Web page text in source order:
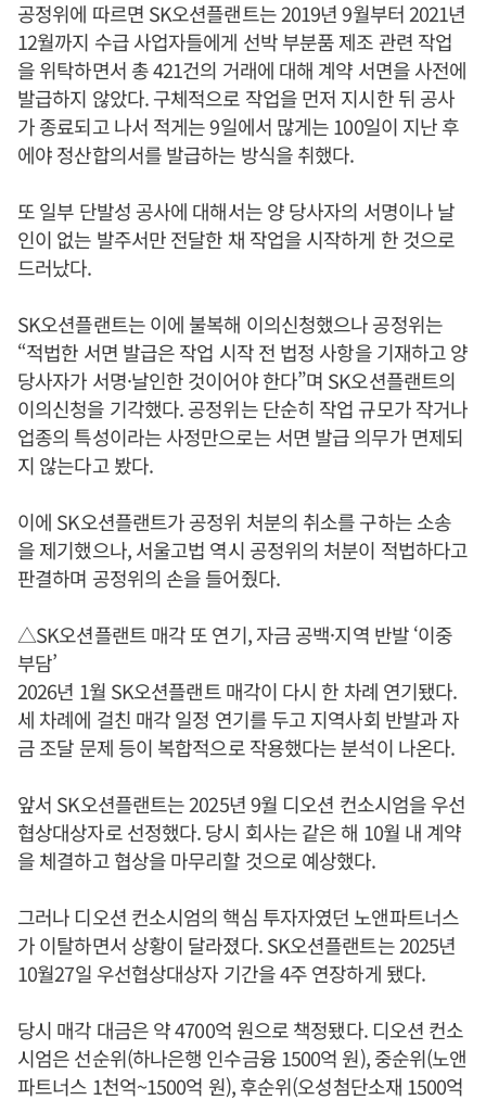
공정위에 따르면 SK오션플랜트는 2019년 9월부터 2021년
12월까지 수급 사업자들에게 선박 부분품 제조 관련 작업
을 위탁하면서 총 421건의 거래에 대해 계약 서면을 사전에
발급하지 않았다. 구체적으로 작업을 먼저 지시한 뒤 공사
가 종료되고 나서 적게는 9일에서 많게는 100일이 지난 후
에야 정산합의서를 발급하는 방식을 취했다.
또 일부 단발성 공사에 대해서는 양 당사자의 서명이나 날
인이 없는 발주서만 전달한 채 작업을 시작하게 한 것으로
드러났다.
SK오션플랜트는 이에 불복해 이의신청했으나 공정위는
“적법한 서면 발급은 작업 시작 전 법정 사항을 기재하고 양
당사자가 서명·날인한 것이어야 한다”며 SK오션플랜트의
이의신청을 기각했다. 공정위는 단순히 작업 규모가 작거나
업종의 특성이라는 사정만으로는 서면 발급 의무가 면제되
지 않는다고 봤다.
이에 SK오션플랜트가 공정위 처분의 취소를 구하는 소송
을 제기했으나, 서울고법 역시 공정위의 처분이 적법하다고
판결하며 공정위의 손을 들어줬다.
△SK오션플랜트 매각 또 연기, 자금 공백·지역 반발 ‘이중
부담’
2026년 1월 SK오션플랜트 매각이 다시 한 차례 연기됐다.
세 차례에 걸친 매각 일정 연기를 두고 지역사회 반발과 자
금 조달 문제 등이 복합적으로 작용했다는 분석이 나온다.
앞서 SK오션플랜트는 2025년 9월 디오션 컨소시엄을 우선
협상대상자로 선정했다. 당시 회사는 같은 해 10월 내 계약
을 체결하고 협상을 마무리할 것으로 예상했다.
그러나 디오션 컨소시엄의 핵심 투자자였던 노앤파트너스
가 이탈하면서 상황이 달라졌다. SK오션플랜트는 2025년
10월27일 우선협상대상자 기간을 4주 연장하게 됐다.
당시 매각 대금은 약 4700억 원으로 책정됐다. 디오션 컨소
시엄은 선순위(하나은행 인수금융 1500억 원), 중순위(노앤
파트너스 1천억~1500억 원), 후순위(오성첨단소재 1500억